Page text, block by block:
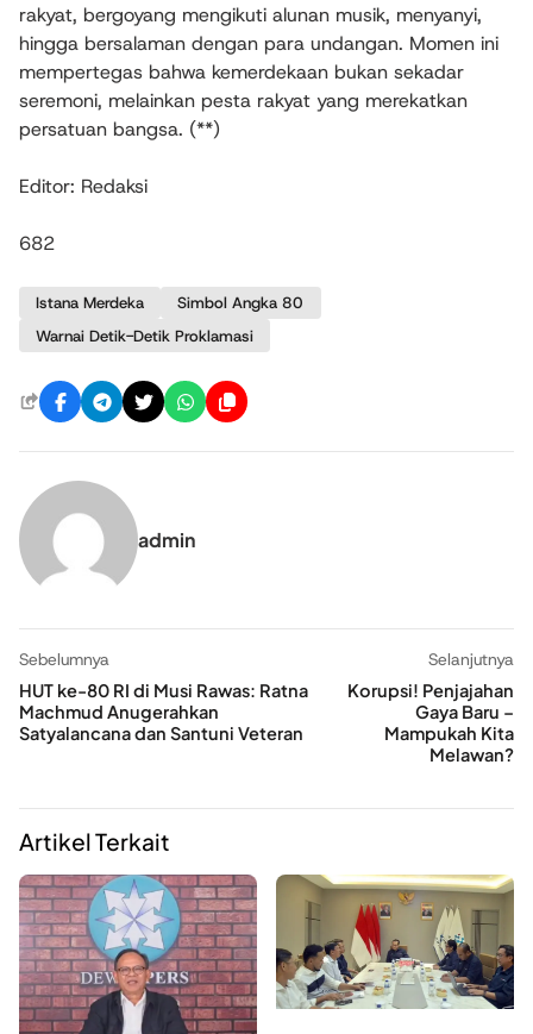
rakyat, bergoyang mengikuti alunan musik, menyanyi,
hingga bersalaman dengan para undangan. Momen ini
mempertegas bahwa kemerdekaan bukan sekadar
seremoni, melainkan pesta rakyat yang merekatkan
persatuan bangsa. (**)
Editor: Redaksi
682
Istana Merdeka
Simbol Angka 80
Warnai Detik-Detik Proklamasi
admin
Sebelumnya
HUT ke-80 RI di Musi Rawas: Ratna
Machmud Anugerahkan
Satyalancana dan Santuni Veteran
Selanjutnya
Korupsi! Penjajahan
Gaya Baru –
Mampukah Kita
Melawan?
Artikel Terkait